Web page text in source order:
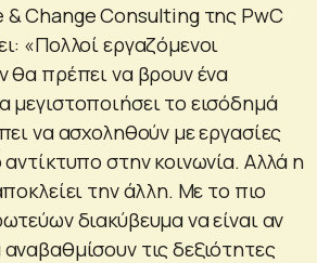
Change Consulting της PwC
«Πολλοί εργαζόμενοι
θα πρέπει να βρουν ένα
μεγιστοποιήσει το εισόδημά
να ασχοληθούν με εργασίες
στην κοινωνία. Αλλά η
την άλλη. Με το πιο
διακύβευμα να είναι αν
τις δεξιότητες